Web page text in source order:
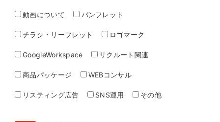
動画について パンフレット
チラシ・リーフレット ロゴマーク
GoogleWorkspace リクルート関連
商品パッケージ WEBコンサル
リスティング広告 SNS運用 その他